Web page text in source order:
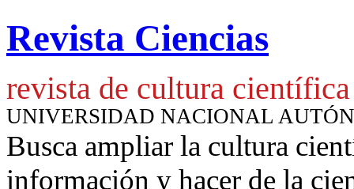
Revista Ciencias
revista de cultura científica
UNIVERSIDAD NACIONAL
Busca ampliar la cultura
información y hacer de la